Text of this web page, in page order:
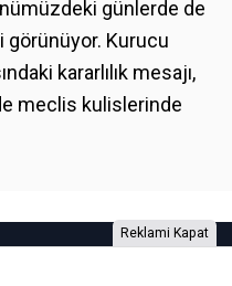
günlerde de
Kurucu
kararlılık mesajı,
meclis kulislerinde
Reklami Kapat